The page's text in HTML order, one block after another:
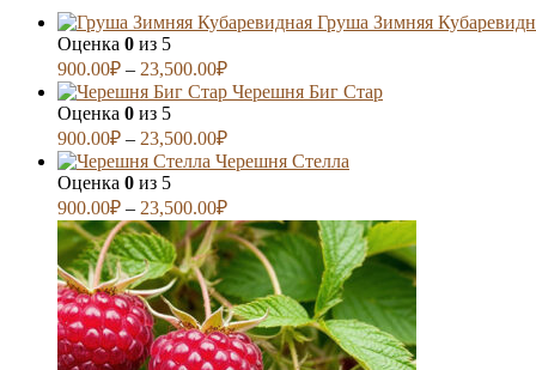
Груша Зимняя
Оценка 0 из 5
900.00₽ – 23,500.00₽
Черешня Биг Стар
Оценка 0 из 5
900.00₽ – 23,500.00₽
Черешня Стелла
Оценка 0 из 5
900.00₽ – 23,500.00₽